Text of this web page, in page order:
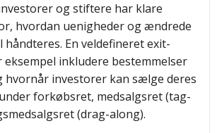
og stiftere har klare
hvordan uenigheder og ændrede
En veldefineret exit-
inkludere bestemmelser
hvornår investorer kan sælge deres
forkøbsret, medsalgsret (tag-
(drag-along).